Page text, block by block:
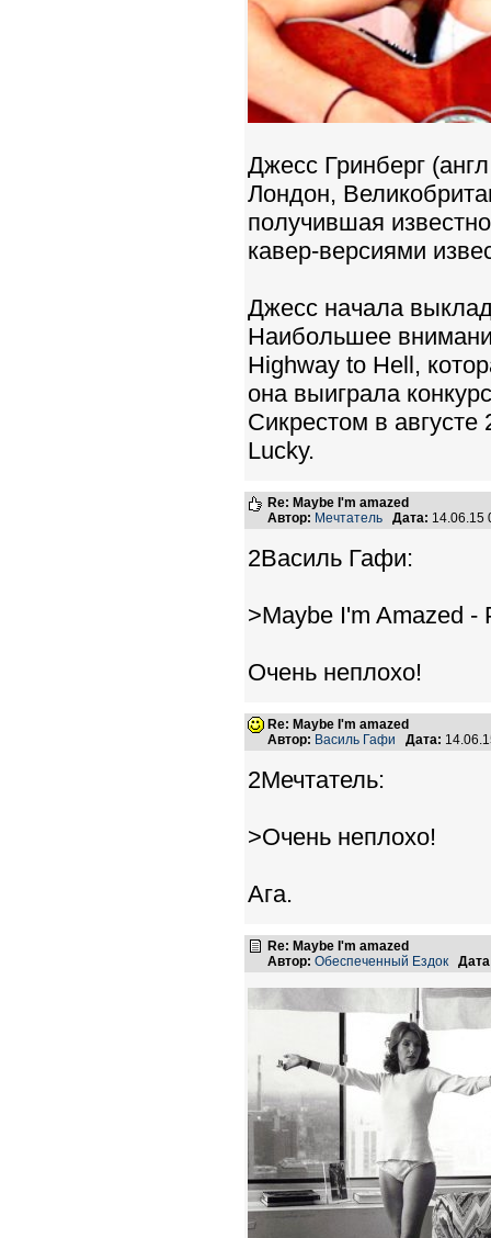
Джесс Гринберг
Лондон,
получившая
кавер-версиями
Джесс начала
Наибольшее
Highway to Hell,
она выиграла
Сикрестом в
Lucky.
Re: Maybe I'm amazed
Автор: Мечтатель Дата:
2Василь Гафи:
>Maybe I'm Amazed -
Очень неплохо!
Re: Maybe I'm amazed
Автор: Василь Гафи Дата:
2Мечтатель:
>Очень неплохо!
Ага.
Re: Maybe I'm amazed
Автор: Обеспеченный Ездок